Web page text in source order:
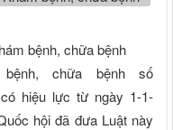
bệnh, chữa bệnh số
hiệu lực từ ngày 1-1-
hội đã đưa Luật này